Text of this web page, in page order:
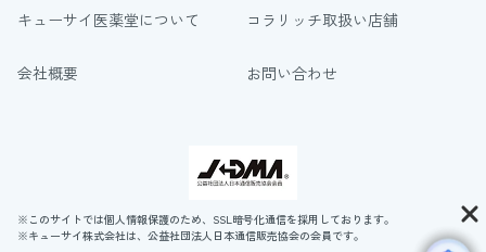
キューサイ医薬堂について コラリッチ取扱い店舗
会社概要 お問い合わせ
※このサイトでは個人情報保護のため、SSL暗号化通信を採用しております。
※キューサイ株式会社は、公益社団法人日本通信販売協会の会員です。